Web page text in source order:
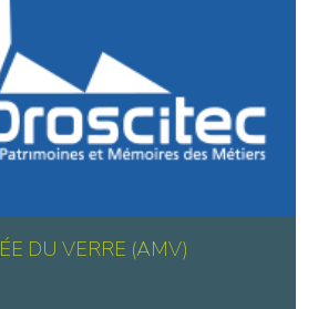
DU VERRE (AMV)